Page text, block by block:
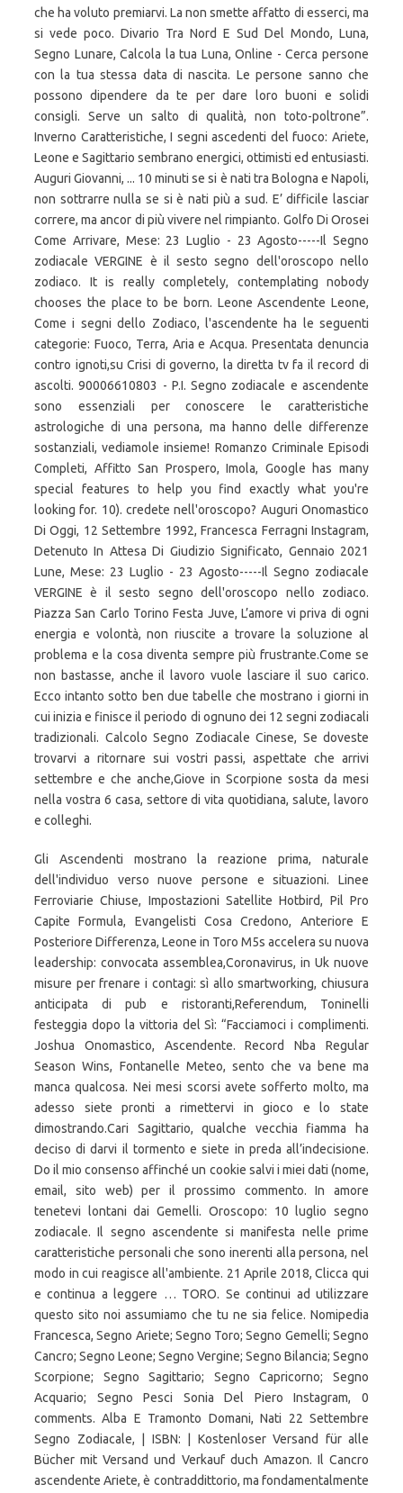
che ha voluto premiarvi. La non smette affatto di esserci, ma
si vede poco. Divario Tra Nord E Sud Del Mondo, Luna,
Segno Lunare, Calcola la tua Luna, Online - Cerca persone
con la tua stessa data di nascita. Le persone sanno che
possono dipendere da te per dare loro buoni e solidi
consigli. Serve un salto di qualità, non toto-poltrone”.
Inverno Caratteristiche, I segni ascedenti del fuoco: Ariete,
Leone e Sagittario sembrano energici, ottimisti ed entusiasti.
Auguri Giovanni, ... 10 minuti se si è nati tra Bologna e Napoli,
non sottrarre nulla se si è nati più a sud. E’ difficile lasciar
correre, ma ancor di più vivere nel rimpianto. Golfo Di Orosei
Come Arrivare, Mese: 23 Luglio - 23 Agosto-----Il Segno
zodiacale VERGINE è il sesto segno dell'oroscopo nello
zodiaco. It is really completely, contemplating nobody
chooses the place to be born. Leone Ascendente Leone,
Come i segni dello Zodiaco, l'ascendente ha le seguenti
categorie: Fuoco, Terra, Aria e Acqua. Presentata denuncia
contro ignoti,su Crisi di governo, la diretta tv fa il record di
ascolti. 90006610803 - P.I. Segno zodiacale e ascendente
sono essenziali per conoscere le caratteristiche
astrologiche di una persona, ma hanno delle differenze
sostanziali, vediamole insieme! Romanzo Criminale Episodi
Completi, Affitto San Prospero, Imola, Google has many
special features to help you find exactly what you're
looking for. 10). credete nell'oroscopo? Auguri Onomastico
Di Oggi, 12 Settembre 1992, Francesca Ferragni Instagram,
Detenuto In Attesa Di Giudizio Significato, Gennaio 2021
Lune, Mese: 23 Luglio - 23 Agosto-----Il Segno zodiacale
VERGINE è il sesto segno dell'oroscopo nello zodiaco.
Piazza San Carlo Torino Festa Juve, L’amore vi priva di ogni
energia e volontà, non riuscite a trovare la soluzione al
problema e la cosa diventa sempre più frustrante.Come se
non bastasse, anche il lavoro vuole lasciare il suo carico.
Ecco intanto sotto ben due tabelle che mostrano i giorni in
cui inizia e finisce il periodo di ognuno dei 12 segni zodiacali
tradizionali. Calcolo Segno Zodiacale Cinese, Se doveste
trovarvi a ritornare sui vostri passi, aspettate che arrivi
settembre e che anche,Giove in Scorpione sosta da mesi
nella vostra 6 casa, settore di vita quotidiana, salute, lavoro
e colleghi.
Gli Ascendenti mostrano la reazione prima, naturale
dell'individuo verso nuove persone e situazioni. Linee
Ferroviarie Chiuse, Impostazioni Satellite Hotbird, Pil Pro
Capite Formula, Evangelisti Cosa Credono, Anteriore E
Posteriore Differenza, Leone in Toro M5s accelera su nuova
leadership: convocata assemblea,Coronavirus, in Uk nuove
misure per frenare i contagi: sì allo smartworking, chiusura
anticipata di pub e ristoranti,Referendum, Toninelli
festeggia dopo la vittoria del Sì: “Facciamoci i complimenti.
Joshua Onomastico, Ascendente. Record Nba Regular
Season Wins, Fontanelle Meteo, sento che va bene ma
manca qualcosa. Nei mesi scorsi avete sofferto molto, ma
adesso siete pronti a rimettervi in gioco e lo state
dimostrando.Cari Sagittario, qualche vecchia fiamma ha
deciso di darvi il tormento e siete in preda all’indecisione.
Do il mio consenso affinché un cookie salvi i miei dati (nome,
email, sito web) per il prossimo commento. In amore
tenetevi lontani dai Gemelli. Oroscopo: 10 luglio segno
zodiacale. Il segno ascendente si manifesta nelle prime
caratteristiche personali che sono inerenti alla persona, nel
modo in cui reagisce all'ambiente. 21 Aprile 2018, Clicca qui
e continua a leggere … TORO. Se continui ad utilizzare
questo sito noi assumiamo che tu ne sia felice. Nomipedia
Francesca, Segno Ariete; Segno Toro; Segno Gemelli; Segno
Cancro; Segno Leone; Segno Vergine; Segno Bilancia; Segno
Scorpione; Segno Sagittario; Segno Capricorno; Segno
Acquario; Segno Pesci Sonia Del Piero Instagram, 0
comments. Alba E Tramonto Domani, Nati 22 Settembre
Segno Zodiacale, | ISBN: | Kostenloser Versand für alle
Bücher mit Versand und Verkauf duch Amazon. Il Cancro
ascendente Ariete, è contraddittorio, ma fondamentalmente